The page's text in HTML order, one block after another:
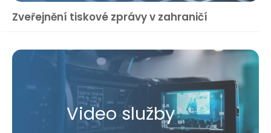
Zveřejnění tiskové zprávy v zahraničí
Video služby